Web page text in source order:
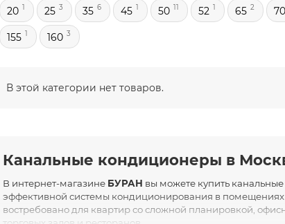
20 1 25 3 35 6 45 1 50 11 52 1 65 2 70
155 1 160 3
В этой категории нет товаров.
Канальные кондиционеры в
В интернет-магазине БУРАН вы можете купить
эффективной системы кондиционирования в
востребовано для квартир со сложной планировкой,